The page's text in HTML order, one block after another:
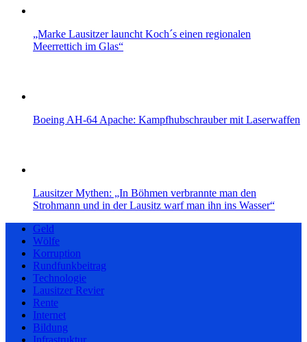
„Marke Lausitzer launcht Koch´s einen regionalen
Meerrettich im Glas“
Boeing AH-64 Apache: Kampfhubschrauber mit Laserwaffen
Lausitzer Mythen: „In Böhmen verbrannte man den
Strohmann und in der Lausitz warf man ihn ins Wasser“
Geld
Wölfe
Korruption
Rundfunkbeitrag
Technologie
Lausitzer Revier
Rente
Internet
Bildung
Infrastruktur